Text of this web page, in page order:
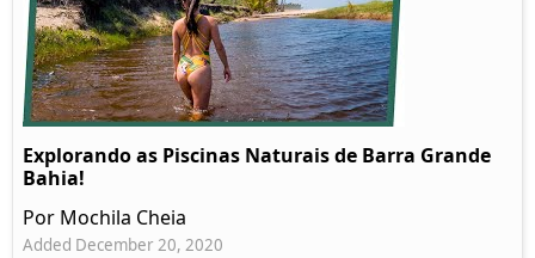
Explorando as Piscinas Naturais de Barra Grande
Bahia!
Por Mochila Cheia
Added December 20, 2020